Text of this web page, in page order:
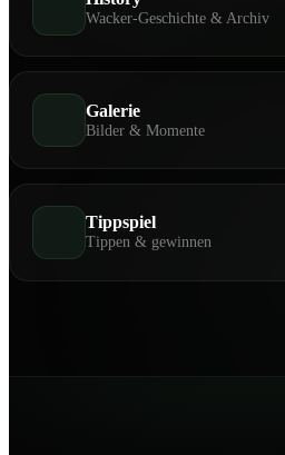
Wacker-Geschichte & Archiv
Galerie
Bilder & Momente
Tippspiel
Tippen & gewinnen